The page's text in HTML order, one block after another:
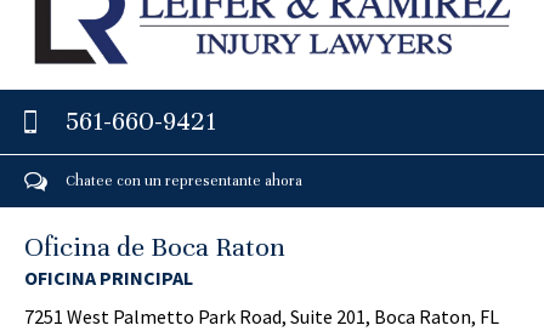
561-660-9421
Chatee con un representante ahora
Oficina de Boca Raton
OFICINA PRINCIPAL
7251 West Palmetto Park Road, Suite 201, Boca Raton, FL